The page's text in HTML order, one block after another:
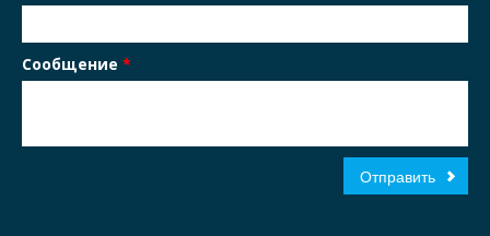
Сообщение *